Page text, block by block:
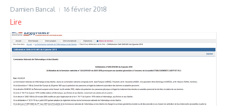
Damien Bancal 16 février 2018
Lire